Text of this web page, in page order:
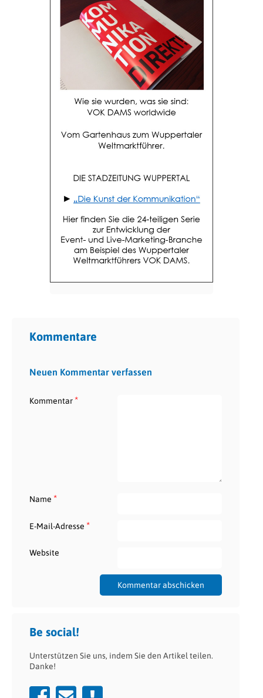
Kommentare
Neuen Kommentar verfassen
Kommentar*
Name *
E-Mail-Adresse *
Website
Be social!
Unterstützen Sie uns, indem Sie den Artikel teilen.
Danke!